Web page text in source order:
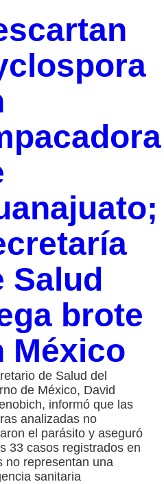
Salud
brote
México
de Salud del
de México, David
informó que las
analizadas no
el parásito y aseguró
33 casos registrados en
no representan una
sanitaria